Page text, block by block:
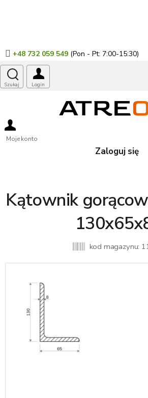
+48 732 059 549
Moje konto
Zaloguj się
Kątownik
kod magazynu: